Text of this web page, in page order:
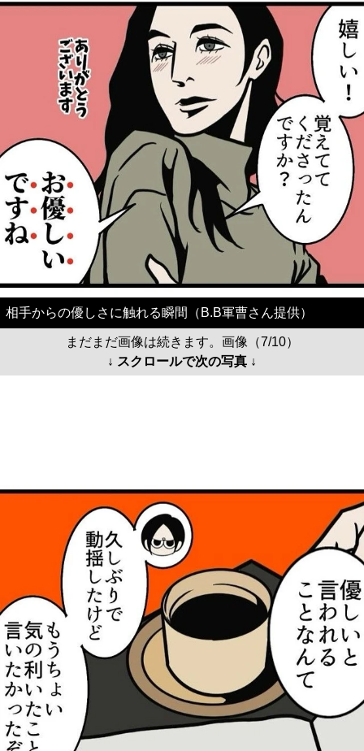
相手からの優しさに触れる瞬間（B.B軍曹さん提供）
まだまだ画像は続きます。画像（7/10）
↓ スクロールで次の写真 ↓